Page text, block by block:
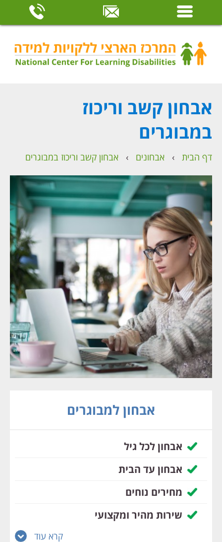
אבחון קשב וריכוז
במבוגרים
דף הבית › אבחונים › אבחון קשב וריכוז במבוגרים
אבחון למבוגרים
אבחון לכל גיל
אבחון עד הבית
מחירים נוחים
שירות מהיר ומקצועי
קרא עוד